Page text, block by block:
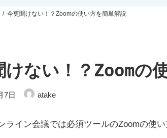
今更聞けない！？Zoomの使い方を簡単解説
けない！？Zoomの
7日 atake
ライン会議では必須ツールのZoomの使い